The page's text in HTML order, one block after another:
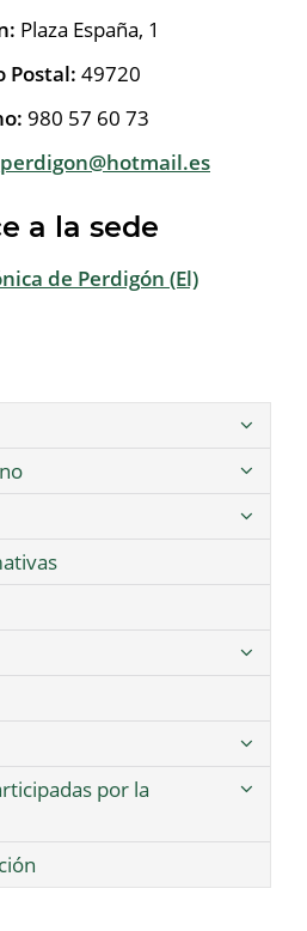
Plaza España, 1
Postal: 49720
980 57 60 73
a la sede
de Perdigón (El)
por la